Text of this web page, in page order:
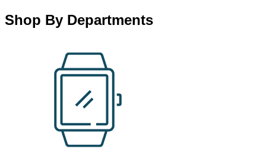
Shop By Departments